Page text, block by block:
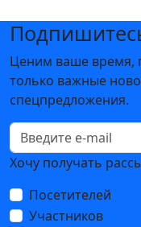
Ценим ваше время,
только важные
спецпредложения.
Хочу получать
Посетителей
Участников